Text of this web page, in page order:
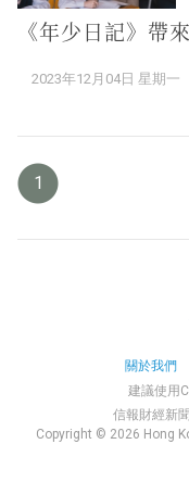
《年少日記》帶
2023年12月04日 星期一
1
關於我們
建議使用
信報財經新
Copyright © 2026 Hong